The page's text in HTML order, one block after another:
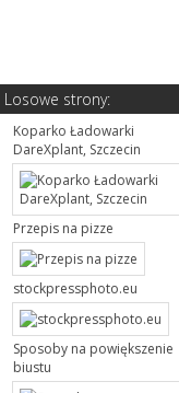
i
krótkie
klienta, która j...
Losowe strony:
Koparko Ładowarki
DareXplant, Szczecin
Przepis na pizze
stockpressphoto.eu
Sposoby na powiększenie
biustu